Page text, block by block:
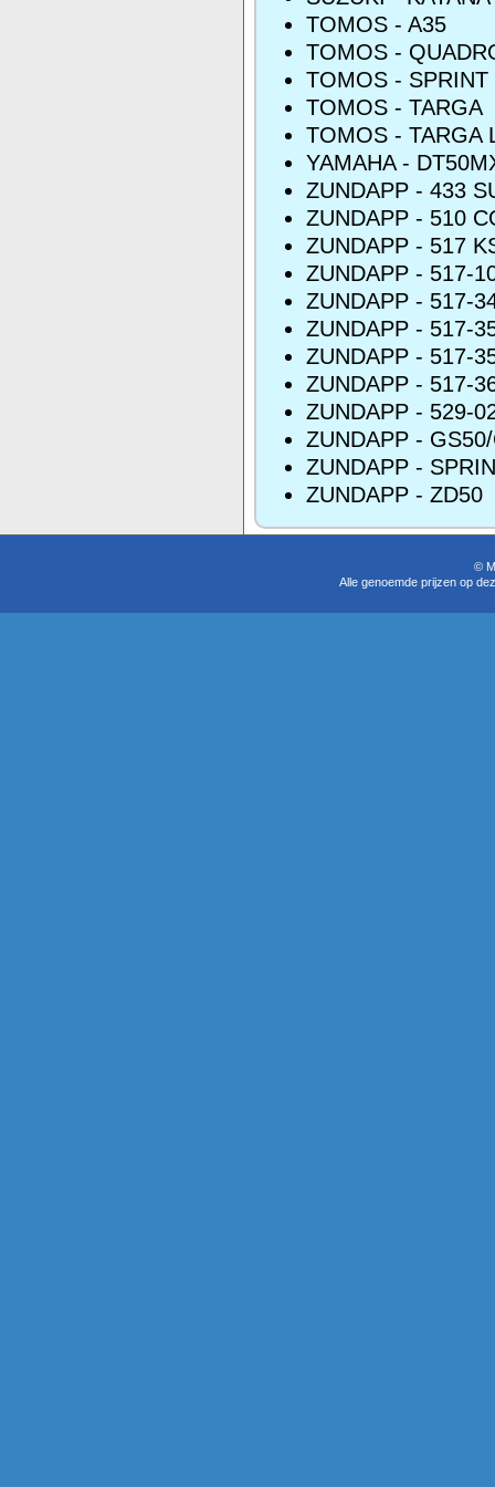
TOMOS - A35
TOMOS -
TOMOS - SPRINT
TOMOS - TARGA
TOMOS - TARGA
YAMAHA -
ZUNDAPP - 433
ZUNDAPP - 510
ZUNDAPP - 517
ZUNDAPP - 517-
ZUNDAPP - 517-
ZUNDAPP - 517-
ZUNDAPP - 517-
ZUNDAPP - 517-
ZUNDAPP - 529-
ZUNDAPP -
ZUNDAPP -
ZUNDAPP - ZD50
©
Alle genoemde prijzen op